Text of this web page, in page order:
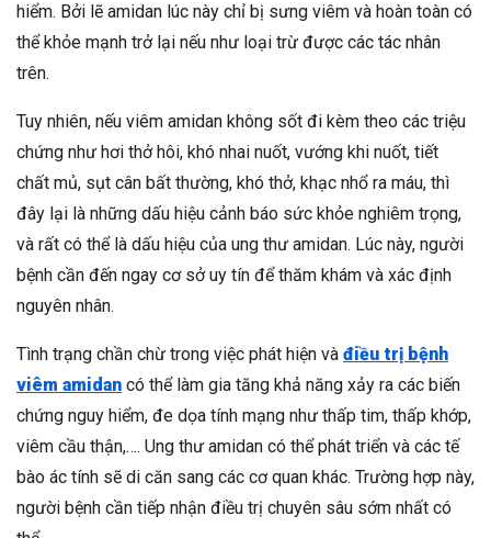
hiểm. Bởi lẽ amidan lúc này chỉ bị sưng viêm và hoàn toàn có
thể khỏe mạnh trở lại nếu như loại trừ được các tác nhân
trên.
Tuy nhiên, nếu viêm amidan không sốt đi kèm theo các triệu
chứng như hơi thở hôi, khó nhai nuốt, vướng khi nuốt, tiết
chất mủ, sụt cân bất thường, khó thở, khạc nhổ ra máu, thì
đây lại là những dấu hiệu cảnh báo sức khỏe nghiêm trọng,
và rất có thể là dấu hiệu của ung thư amidan. Lúc này, người
bệnh cần đến ngay cơ sở uy tín để thăm khám và xác định
nguyên nhân.
Tình trạng chần chừ trong việc phát hiện và điều trị bệnh
viêm amidan có thể làm gia tăng khả năng xảy ra các biến
chứng nguy hiểm, đe dọa tính mạng như thấp tim, thấp khớp,
viêm cầu thận,…. Ung thư amidan có thể phát triển và các tế
bào ác tính sẽ di căn sang các cơ quan khác. Trường hợp này,
người bệnh cần tiếp nhận điều trị chuyên sâu sớm nhất có